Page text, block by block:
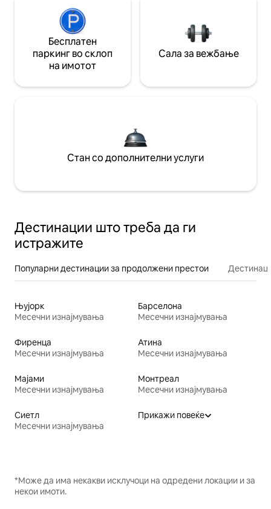
Бесплатен
паркинг во склоп
на имотот
Сала за вежбање
Стан со дополнителни услуги
Дестинации што треба да ги
истражите
Популарни дестинации за продолжени престои
Њујорк
Месечни изнајмувања
Барселона
Месечни изнајмувања
Фиренца
Месечни изнајмувања
Атина
Месечни изнајмувања
Мајами
Месечни изнајмувања
Монтреал
Месечни изнајмувања
Сиетл
Месечни изнајмувања
Прикажи повеќе
*Може да има некакви исклучоци на одредени локации и за
некои имоти.